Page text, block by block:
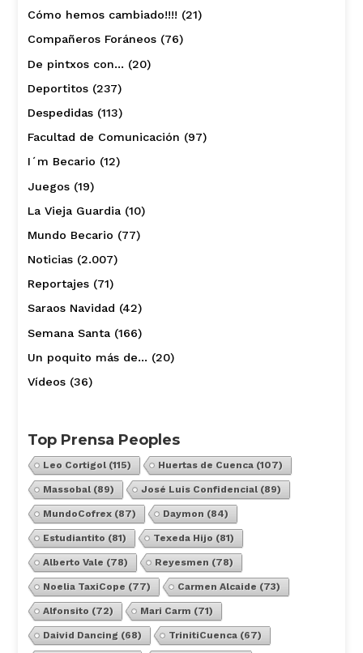
Cómo hemos cambiado!!!! (21)
Compañeros Foráneos(76)
De pintxos con… (20)
Deportitos(237)
Despedidas(113)
Facultad de Comunicación (97)
I´m Becario (12)
Juegos(19)
La Vieja Guardia(10)
Mundo Becario (77)
Noticias(2.007)
Reportajes(71)
Saraos Navidad (42)
Semana Santa(166)
Un poquito más de… (20)
Vídeos(36)
Top Prensa Peoples
Leo Cortigol(115) Huertas de Cuenca(107)
Massobal(89) José Luis Confidencial(89)
MundoCofrex(87) Daymon (84)
Estudiantito (81) Texeda Hijo (81)
Alberto Vale (78) Reyesmen (78)
Noelia TaxiCope (77) Carmen Alcaide (73)
Alfonsito (72) Mari Carm (71)
Daivid Dancing (68) TrinitiCuenca(67)